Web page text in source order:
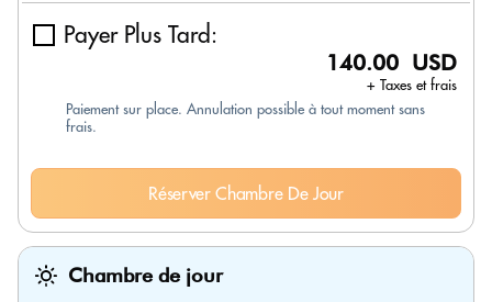
Payer Plus Tard:
140.00 USD
+ Taxes et frais
Paiement sur place. Annulation possible à tout moment sans
frais.
Réserver Chambre De Jour
Chambre de jour